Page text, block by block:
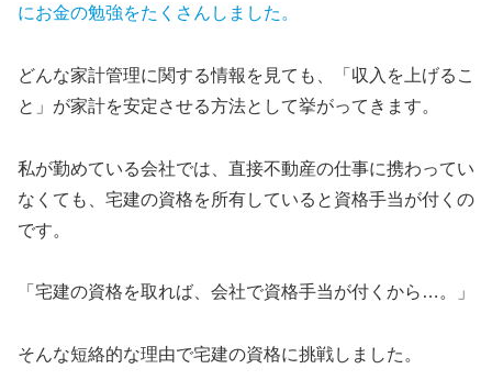
にお金の勉強をたくさんしました。
どんな家計管理に関する情報を見ても、「収入を上げるこ
と」が家計を安定させる方法として挙がってきます。
私が勤めている会社では、直接不動産の仕事に携わってい
なくても、宅建の資格を所有していると資格手当が付くの
です。
「宅建の資格を取れば、会社で資格手当が付くから…。」
そんな短絡的な理由で宅建の資格に挑戦しました。